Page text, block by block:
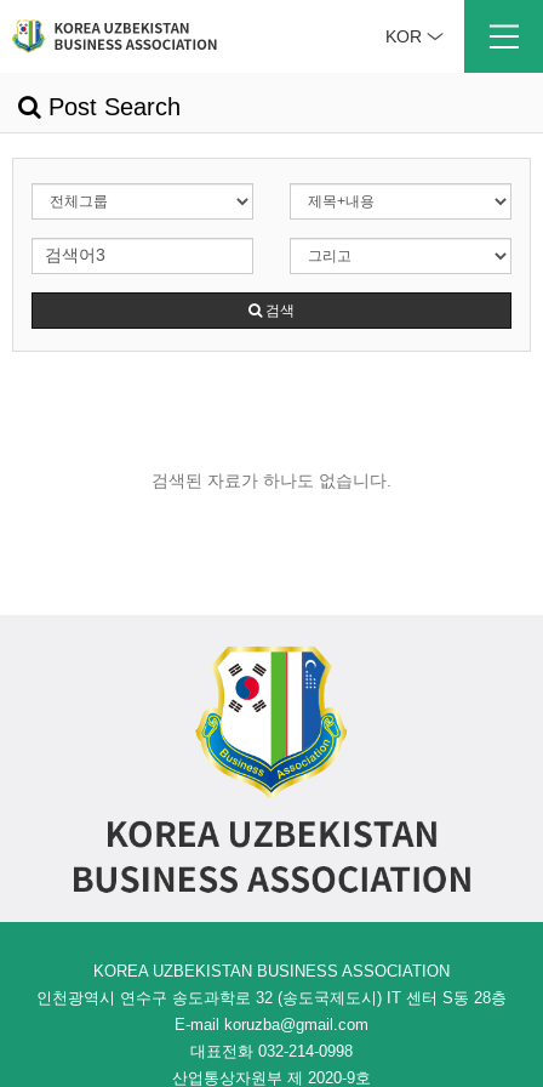
KOR
Post Search
검색
검색된 자료가 하나도 없습니다.
KOREA UZBEKISTAN BUSINESS ASSOCIATION
인천광역시 연수구 송도과학로 32 (송도국제도시) IT 센터 S동 28층
E-mail koruzba@gmail.com
대표전화 032-214-0998
산업통상자원부 제 2020-9호